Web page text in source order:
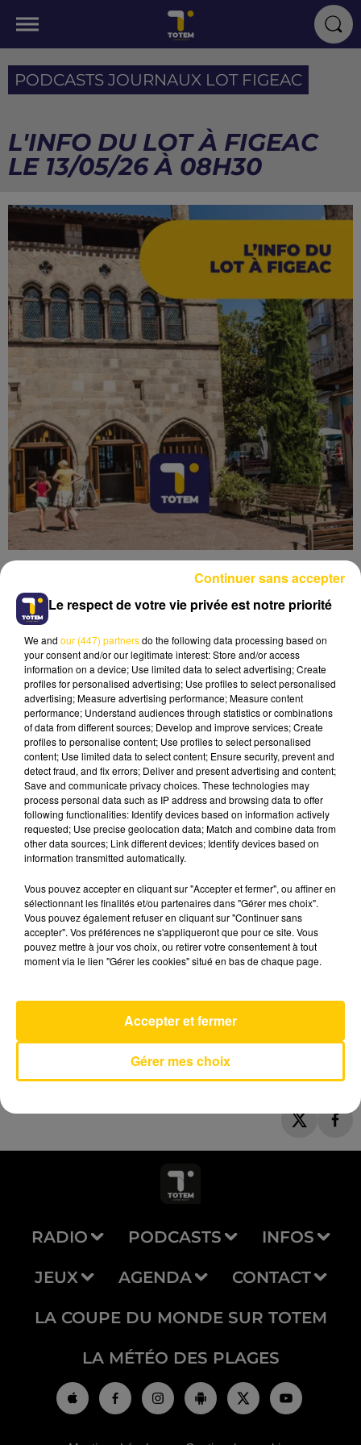
PODCASTS JOURNAUX LOT FIGEAC
L'INFO DU LOT À FIGEAC
LE 13/05/26 À 08H30
Lecture (4 min 6 sec)
13 mai 2026 - 4 min 6 sec
L'INFO DU LOT À FIGEAC LE 13/05/26 À
08H30
L'info du Lot à Figeac
MYLENE FARMER
AVEYRON NORD
RADIO PODCASTS INFOS
JEUX AGENDA CONTACT
LA COUPE DU MONDE SUR TOTEM
LA MÉTÉO DES PLAGES
Le respect de votre vie privée est notre priorité
We and our (447) partnersdo the following data processing based on
your consent and/or our legitimate interest: Store and/or access
information on a device; Use limited data to select advertising; Create
profiles for personalised advertising; Use profiles to select personalised
advertising; Measure advertising performance; Measure content
performance; Understand audiences through statistics or combinations
of data from different sources; Develop and improve services; Create
profiles to personalise content; Use profiles to select personalised
content; Use limited data to select content; Ensure security, prevent and
detect fraud, and fix errors; Deliver and present advertising and content;
Save and communicate privacy choices. These technologies may
process personal data such as IP address and browsing data to offer
following functionalities: Identify devices based on information actively
requested; Use precise geolocation data; Match and combine data from
other data sources; Link different devices; Identify devices based on
information transmitted automatically.
Vous pouvez accepter en cliquant sur "Accepter et fermer", ou affiner en
sélectionnant les finalités et/ou partenaires dans "Gérer mes choix".
Vous pouvez également refuser en cliquant sur "Continuer sans
accepter". Vos préférences ne s'appliqueront que pour ce site. Vous
pouvez mettre à jour vos choix, ou retirer votre consentement à tout
moment via le lien "Gérer les cookies" situé en bas de chaque page.
Gérer mes choix
Accepter et fermer
Continuer sans accepter